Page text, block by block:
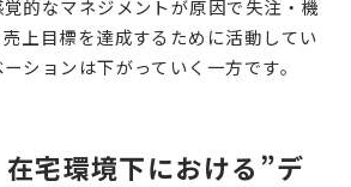
的なマネジメントが原因で失注・機
上目標を達成するために活動してい
ションは下がっていく一方です。
宅環境下における”デ